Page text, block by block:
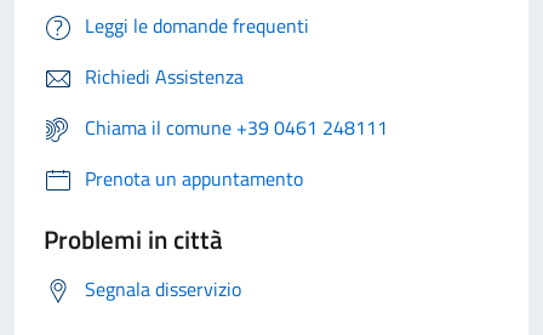
Leggi le domande frequenti
Richiedi Assistenza
Chiama il comune +39 0461 248111
Prenota un appuntamento
Problemi in città
Segnala disservizio